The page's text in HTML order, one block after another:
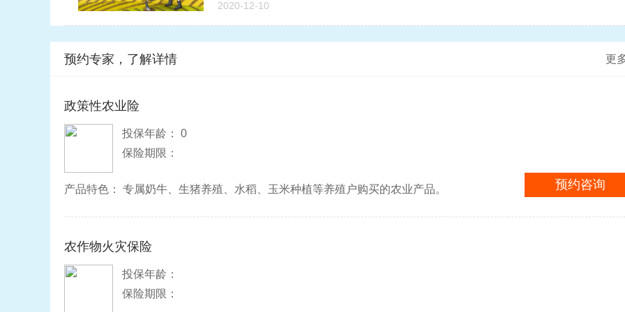
2020-12-10
预约专家，了解详情 更
政策性农业险
投保年龄： 0
保险期限：
产品特色： 专属奶牛、生猪养殖、水稻、玉米种植等养殖户购买的农业产品。 预约咨询
农作物火灾保险
投保年龄：
保险期限：